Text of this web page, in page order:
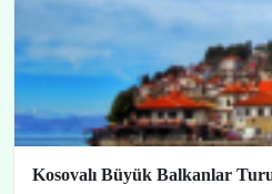
Kosovalı Büyük Balkanlar